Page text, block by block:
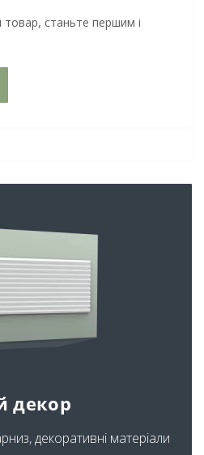
станьте першим і
декор
декоративні матеріали